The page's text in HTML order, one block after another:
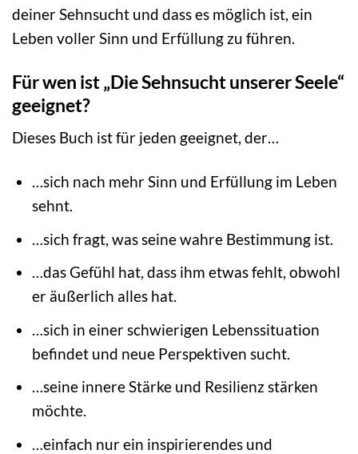
deiner Sehnsucht und dass es möglich ist, ein
Leben voller Sinn und Erfüllung zu führen.
Für wen ist „Die Sehnsucht unserer Seele“
geeignet?
Dieses Buch ist für jeden geeignet, der…
…sich nach mehr Sinn und Erfüllung im Leben
sehnt.
…sich fragt, was seine wahre Bestimmung ist.
…das Gefühl hat, dass ihm etwas fehlt, obwohl
er äußerlich alles hat.
…sich in einer schwierigen Lebenssituation
befindet und neue Perspektiven sucht.
…seine innere Stärke und Resilienz stärken
möchte.
…einfach nur ein inspirierendes und